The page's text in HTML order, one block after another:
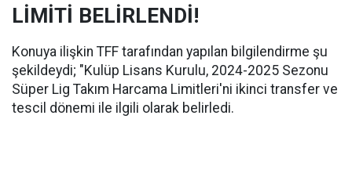
LİMİTİ BELİRLENDİ!
Konuya ilişkin TFF tarafından yapılan bilgilendirme şu
şekildeydi; "Kulüp Lisans Kurulu, 2024-2025 Sezonu
Süper Lig Takım Harcama Limitleri'ni ikinci transfer ve
tescil dönemi ile ilgili olarak belirledi.